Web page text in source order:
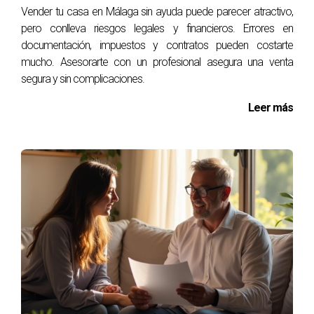
CASOS DE ESTUDIO
Para ilustrar mejor cómo estos costes ocultos pueden
La familia Pérez estaba emocionada por comprar su
primera vivienda en Málaga. Al revisar su presupuesto
inicial, solo consideraron el precio del inmueble. Sin
embargo, al final del proceso se dieron cuenta de que
debían pagar más del 10% adicional en impuestos y gastos
notariales. Esto les obligó a ajustar su financiación y
retrasar su mudanza.
Caso 2: Juan y María
Vender tu casa en Málaga sin ayuda puede parecer atractivo,
pero conlleva riesgos legales y financieros. Errores en
documentación, impuestos y contratos pueden costarte
mucho. Asesorarte con un profesional asegura una venta
segura y sin complicaciones.
Leer más